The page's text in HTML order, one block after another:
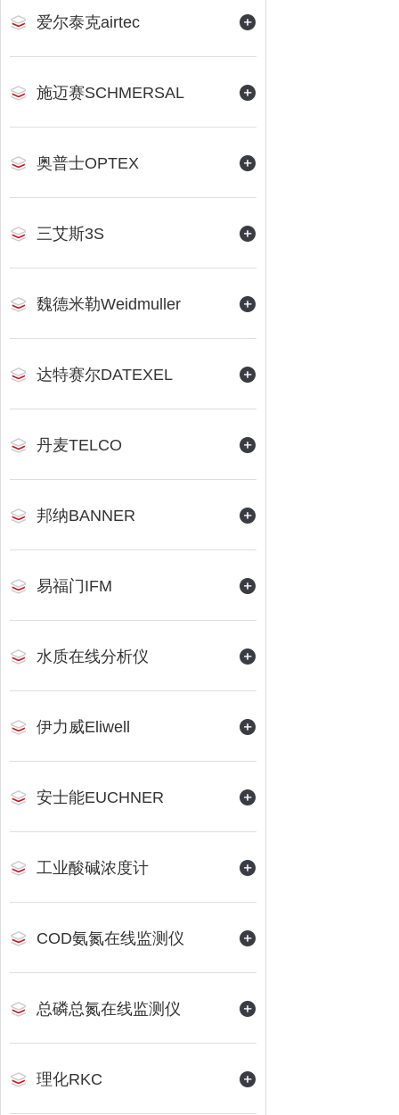
爱尔泰克airtec
施迈赛SCHMERSAL
奥普士OPTEX
三艾斯3S
魏德米勒Weidmuller
达特赛尔DATEXEL
丹麦TELCO
邦纳BANNER
易福门IFM
水质在线分析仪
伊力威Eliwell
安士能EUCHNER
工业酸碱浓度计
COD氨氮在线监测仪
总磷总氮在线监测仪
理化RKC